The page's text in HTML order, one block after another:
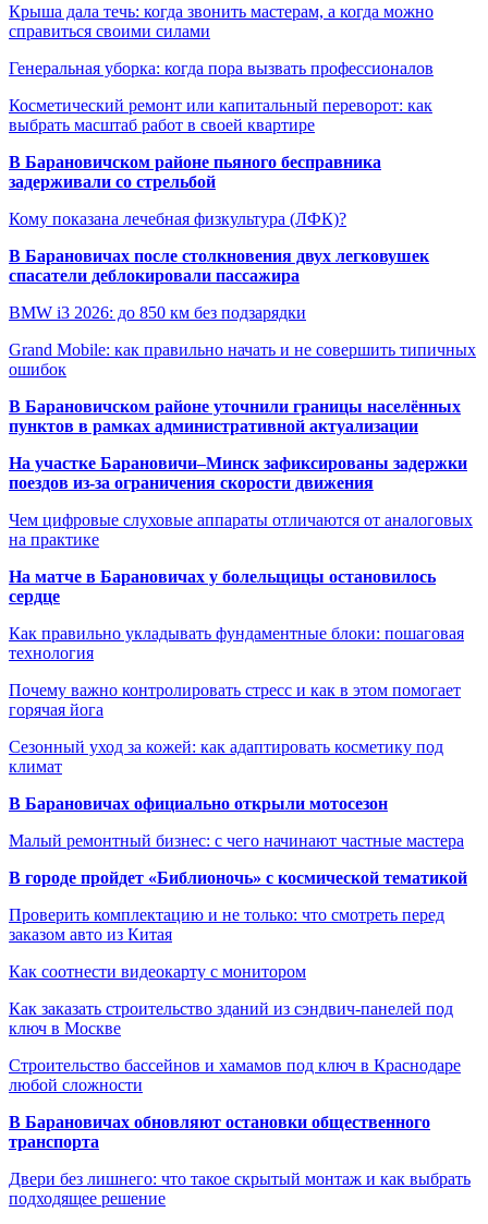
Крыша дала течь: когда звонить мастерам, а когда можно
справиться своими силами
Генеральная уборка: когда пора вызвать профессионалов
Косметический ремонт или капитальный переворот: как
выбрать масштаб работ в своей квартире
В Барановичском районе пьяного бесправника
задерживали со стрельбой
Кому показана лечебная физкультура (ЛФК)?
В Барановичах после столкновения двух легковушек
спасатели деблокировали пассажира
BMW i3 2026: до 850 км без подзарядки
Grand Mobile: как правильно начать и не совершить типичных
ошибок
В Барановичском районе уточнили границы населённых
пунктов в рамках административной актуализации
На участке Барановичи–Минск зафиксированы задержки
поездов из-за ограничения скорости движения
Чем цифровые слуховые аппараты отличаются от аналоговых
на практике
На матче в Барановичах у болельщицы остановилось
сердце
Как правильно укладывать фундаментные блоки: пошаговая
технология
Почему важно контролировать стресс и как в этом помогает
горячая йога
Сезонный уход за кожей: как адаптировать косметику под
климат
В Барановичах официально открыли мотосезон
Малый ремонтный бизнес: с чего начинают частные мастера
В городе пройдет «Библионочь» с космической тематикой
Проверить комплектацию и не только: что смотреть перед
заказом авто из Китая
Как соотнести видеокарту с монитором
Как заказать строительство зданий из сэндвич-панелей под
ключ в Москве
Строительство бассейнов и хамамов под ключ в Краснодаре
любой сложности
В Барановичах обновляют остановки общественного
транспорта
Двери без лишнего: что такое скрытый монтаж и как выбрать
подходящее решение